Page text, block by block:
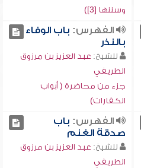
وسننها [3])
الفهرس: باب الوفاء
بالنذر
للشيخ: عبد العزيز بن مرزوق
الطريفي
جزء من محاضرة ( أبواب
الكفارات)
الفهرس: باب
صدقة الغنم
للشيخ: عبد العزيز بن مرزوق
الطريفي